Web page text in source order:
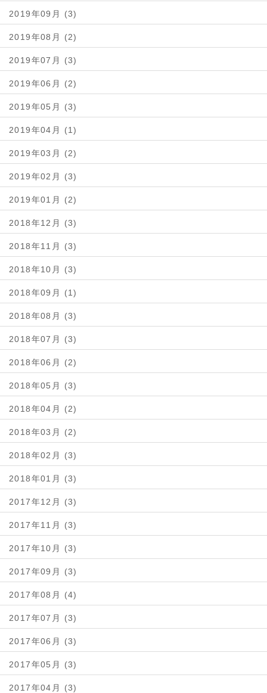
2019年09月 (3)
2019年08月 (2)
2019年07月 (3)
2019年06月 (2)
2019年05月 (3)
2019年04月 (1)
2019年03月 (2)
2019年02月 (3)
2019年01月 (2)
2018年12月 (3)
2018年11月 (3)
2018年10月 (3)
2018年09月 (1)
2018年08月 (3)
2018年07月 (3)
2018年06月 (2)
2018年05月 (3)
2018年04月 (2)
2018年03月 (2)
2018年02月 (3)
2018年01月 (3)
2017年12月 (3)
2017年11月 (3)
2017年10月 (3)
2017年09月 (3)
2017年08月 (4)
2017年07月 (3)
2017年06月 (3)
2017年05月 (3)
2017年04月 (3)